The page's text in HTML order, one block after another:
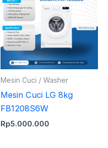
Mesin Cuci / Washer
Mesin Cuci LG 8kg
FB1208S6W
Rp5.000.000